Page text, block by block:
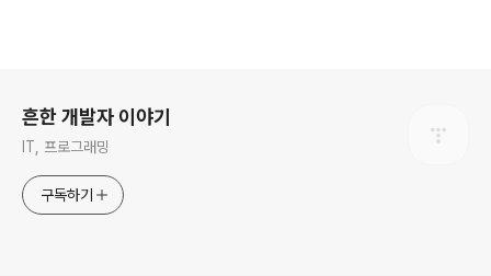
흔한 개발자 이야기
IT, 프로그래밍
구독하기